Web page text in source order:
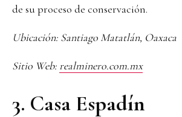
de su proceso de conservación.
Ubicación: Santiago Matatlán, Oaxaca
Sitio Web: realminero.com.mx
3. Casa Espadín